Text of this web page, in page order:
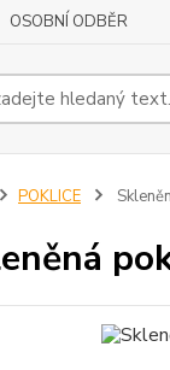
OSOBNÍ ODBĚR
POKLICE